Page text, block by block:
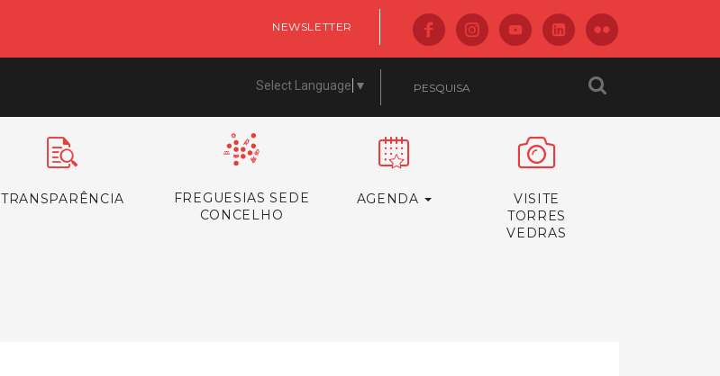
NEWSLETTER
Select Language ▼
TRANSPARÊNCIA
FREGUESIAS SEDE
CONCELHO
AGENDA
VISITE
TORRES
VEDRAS